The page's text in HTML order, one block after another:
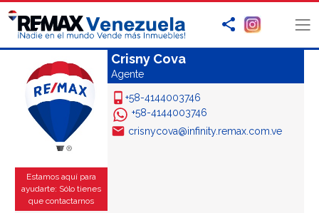
Estamos aquí para
ayudarte: Sólo tienes
que contactarnos
Crisny Cova
Agente
+58-4144003746
+58-4144003746
crisnycova@infinity.remax.com.ve